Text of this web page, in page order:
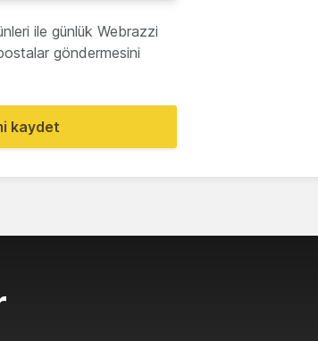
ile günlük Webrazzi
göndermesini
kaydet